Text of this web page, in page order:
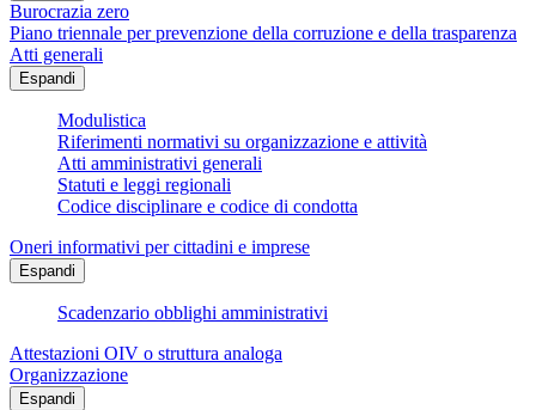
Burocrazia zero
Piano triennale per prevenzione della corruzione e della trasparenza
Atti generali
Espandi
Modulistica
Riferimenti normativi su organizzazione e attività
Atti amministrativi generali
Statuti e leggi regionali
Codice disciplinare e codice di condotta
Oneri informativi per cittadini e imprese
Espandi
Scadenzario obblighi amministrativi
Attestazioni OIV o struttura analoga
Organizzazione
Espandi